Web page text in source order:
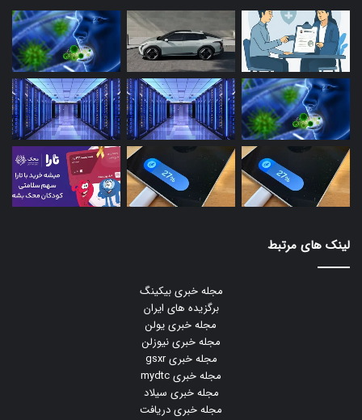
لینک های مرتبط
مجله خبری بیکینگ
برگزیده های ایران
مجله خبری یولن
مجله خبری نیوزلن
مجله خبری gsxr
مجله خبری mydtc
مجله خبری سیلاد
مجله خبری دریافت